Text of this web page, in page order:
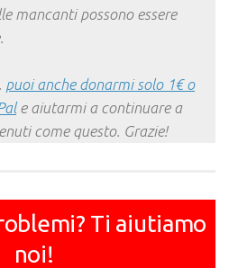
mancanti possono essere
puoi anche donarmi solo 1€ o
e aiutarmi a continuare a
come questo. Grazie!
Ti aiutiamo
noi!